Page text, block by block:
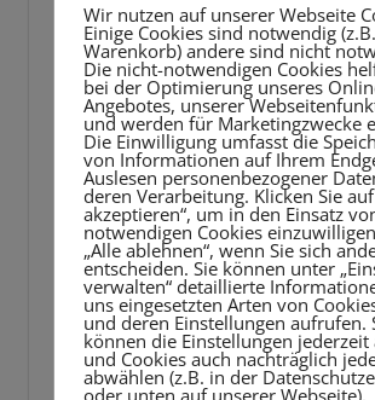
Video-
Player
Wir nutzen auf unserer Webseite
Einige Cookies sind notwendig
Warenkorb) andere sind nicht
Die nicht-notwendigen Cookies
bei der Optimierung unseres
Angebotes, unserer
und werden für Marketingzwecke
Die Einwilligung umfasst die
von Informationen auf Ihrem
Auslesen personenbezogener
deren Verarbeitung. Klicken Sie
akzeptieren“, um in den Einsatz
notwendigen Cookies
„Alle ablehnen“, wenn Sie sich
entscheiden. Sie können unter
verwalten“ detaillierte
uns eingesetzten Arten von
und deren Einstellungen aufrufen.
können die Einstellungen
und Cookies auch nachträglich
abwählen (z.B. in der
oder unten auf unserer Webseite).